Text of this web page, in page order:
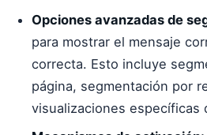
Opciones avanzadas de
para mostrar el mensaje
correcta. Esto incluye
página, segmentación por
visualizaciones específicas